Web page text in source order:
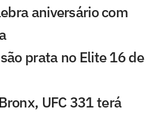
aniversário com
prata no Elite 16 de
UFC 331 terá